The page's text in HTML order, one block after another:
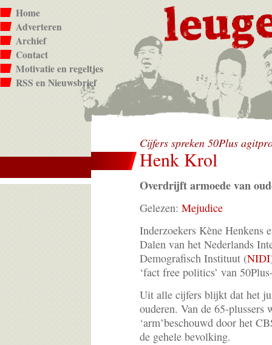
Home
Adverteren
Archief
Contact
Motivatie en regeltjes
RSS en Nieuwsbrief
Cijfers spreken 50Plus
Henk Krol
Overdrijft armoede van
Gelezen: Mejudice
Inderzoekers Kène Henkens
Dalen van het Nederlands
Demografisch Instituut (NIDI
‘fact free politics’ van
Uit alle cijfers blijkt dat het
ouderen. Van de 65-plussers
‘arm’beschouwd door het
de gehele bevolking.